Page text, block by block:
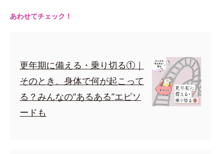
あわせてチェック！
更年期に備える・乗り切る①｜
そのとき、身体で何が起こって
る？みんなの“あるある”エピソ
ードも